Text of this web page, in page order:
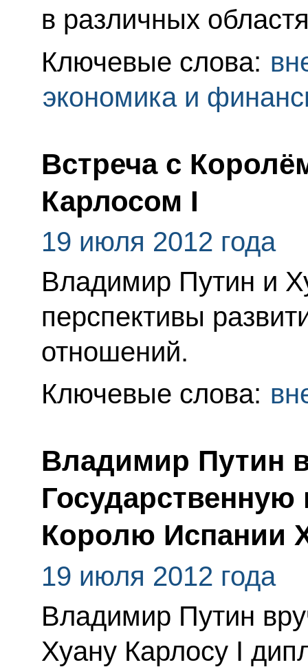
в различных
Ключевые слова:
экономика и
Встреча с
Карлосом I
19 июля 2012 года
Владимир Путин и
перспективы
отношений.
Ключевые слова:
Владимир Путин
Королю Испании
19 июля 2012 года
Владимир Путин
Хуану Карлосу I